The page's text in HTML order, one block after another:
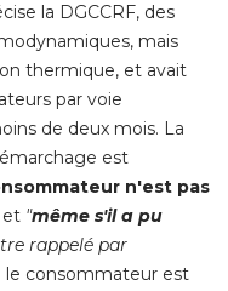
la DGCCRF, des
mais
thermique, et avait
par voie
de deux mois. La
est
n'est pas
et "même s'il a pu
rappelé par
le consommateur est